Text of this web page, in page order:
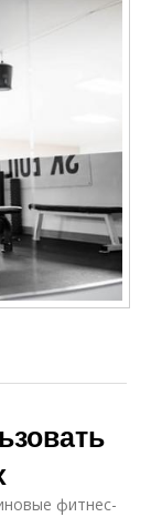
фитнес-